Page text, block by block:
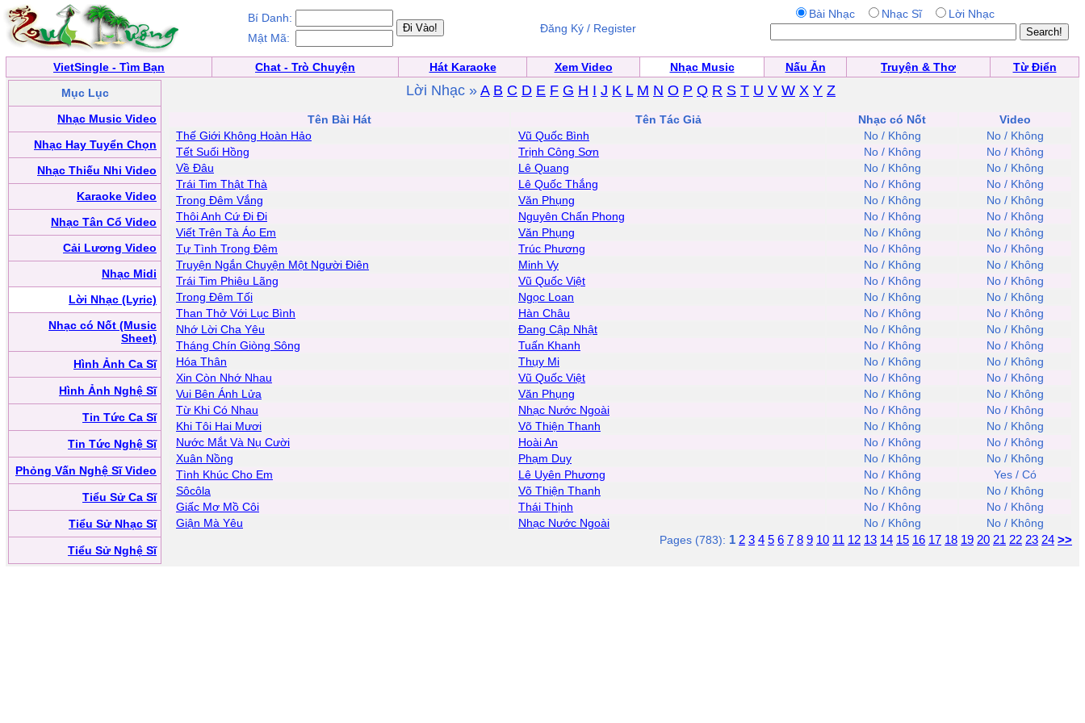
Bí Danh:
Mật Mã:
Đăng Ký / Register
Bài Nhạc Nhạc Sĩ Lời Nhạc
VietSingle - Tìm Bạn Chat - Trò Chuyện Hát Karaoke Xem Video Nhạc Music Nấu Ăn Truyện & Thơ
Từ Điển
Mục Lục
Nhạc Music Video
Nhạc Hay Tuyển Chọn
Nhạc Thiếu Nhi Video
Karaoke Video
Nhạc Tân Cổ Video
Cải Lương Video
Nhạc Midi
Lời Nhạc (Lyric)
Nhạc có Nốt (Music
Sheet)
Hình Ảnh Ca Sĩ
Hình Ảnh Nghệ Sĩ
Tin Tức Ca Sĩ
Tin Tức Nghệ Sĩ
Phỏng Vấn Nghệ Sĩ Video
Tiểu Sử Ca Sĩ
Tiểu Sử Nhạc Sĩ
Tiểu Sử Nghệ Sĩ
Lời Nhạc » A B C D E F G H I J K L M N O P Q R S T U V W X Y Z
Tên Bài Hát Tên Tác Giả Nhạc có Nốt
Video
Thế Giới Không Hoàn Hảo
Vũ Quốc Bình No / Không
No / Không
Tết Suối Hồng
Trịnh Công Sơn No / Không
No / Không
Về Đâu
Lê Quang No / Không
No / Không
Trái Tim Thật Thà
Lê Quốc Thắng No / Không
No / Không
Trong Đêm Vắng
Văn Phụng No / Không
No / Không
Thôi Anh Cứ Đi Đi
Nguyên Chấn Phong No / Không
No / Không
Viết Trên Tà Áo Em
Văn Phụng No / Không
No / Không
Tự Tình Trong Đêm
Trúc Phương No / Không
No / Không
Truyện Ngắn Chuyện Một Người Điên
Minh Vy No / Không
No / Không
Trái Tim Phiêu Lãng
Vũ Quốc Việt No / Không
No / Không
Trong Đêm Tối
Ngọc Loan No / Không
No / Không
Than Thở Với Lục Bình
Hàn Châu No / Không
No / Không
Nhớ Lời Cha Yêu
Đang Cập Nhật No / Không
No / Không
Tháng Chín Giòng Sông
Tuấn Khanh No / Không
No / Không
Hóa Thân
Thụy Mi No / Không
No / Không
Xin Còn Nhớ Nhau
Vũ Quốc Việt No / Không
No / Không
Vui Bên Ánh Lửa
Văn Phụng No / Không
No / Không
Từ Khi Có Nhau
Nhạc Nước Ngoài No / Không
No / Không
Khi Tôi Hai Mươi
Võ Thiện Thanh No / Không
No / Không
Nước Mắt Và Nụ Cười
Hoài An No / Không
No / Không
Xuân Nồng
Phạm Duy No / Không
No / Không
Tình Khúc Cho Em
Lê Uyên Phương No / Không
Yes / Có
Sôcôla
Võ Thiện Thanh No / Không
No / Không
Giấc Mơ Mồ Côi
Thái Thịnh No / Không
No / Không
Giận Mà Yêu
Nhạc Nước Ngoài No / Không
No / Không
Pages (783): 1 2 3 4 5 6 7 8 9 10 11 12 13 14 15 16 17 18 19 20 21 22 23 24 >>